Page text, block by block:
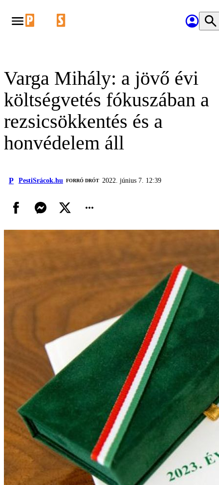
Varga Mihály: a jövő évi
költségvetés fókuszában a
rezsicsökkentés és a
honvédelem áll
P PestiSrácok.hu FORRÓ DRÓT 2022. június 7. 12:39